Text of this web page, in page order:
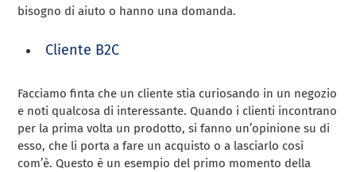
bisogno di aiuto o hanno una domanda.
Cliente B2C
Facciamo finta che un cliente stia curiosando in un negozio
e noti qualcosa di interessante. Quando i clienti incontrano
per la prima volta un prodotto, si fanno un’opinione su di
esso, che li porta a fare un acquisto o a lasciarlo così
com’è. Questo è un esempio del primo momento della